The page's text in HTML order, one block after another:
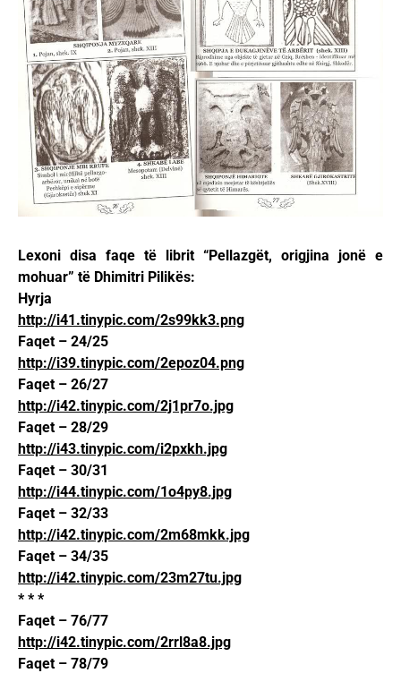
Lexoni disa faqe të librit “Pellazgët, origjina jonë e
mohuar” të Dhimitri Pilikës:
Hyrja
http://i41.tinypic.com/2s99kk3.png
Faqet – 24/25
http://i39.tinypic.com/2epoz04.png
Faqet – 26/27
http://i42.tinypic.com/2j1pr7o.jpg
Faqet – 28/29
http://i43.tinypic.com/i2pxkh.jpg
Faqet – 30/31
http://i44.tinypic.com/1o4py8.jpg
Faqet – 32/33
http://i42.tinypic.com/2m68mkk.jpg
Faqet – 34/35
http://i42.tinypic.com/23m27tu.jpg
* * *
Faqet – 76/77
http://i42.tinypic.com/2rrl8a8.jpg
Faqet – 78/79